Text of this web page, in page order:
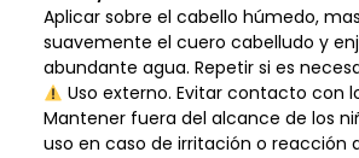
Aplicar sobre el cabello húmedo,
suavemente el cuero cabelludo y
abundante agua. Repetir si es
Uso externo. Evitar contacto con
Mantener fuera del alcance de los
uso en caso de irritación o reacción